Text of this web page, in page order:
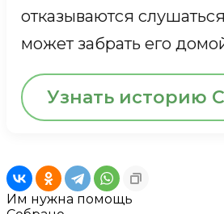
КАРТИНА ВИКИ И ИЛЬИ
отказываются
может забрать его
Узнать историю
возвращал себе жизнь:
научился есть
Им нужна помощь